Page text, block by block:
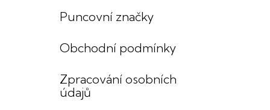
Puncovní značky
Obchodní podmínky
Zpracování osobních
údajů